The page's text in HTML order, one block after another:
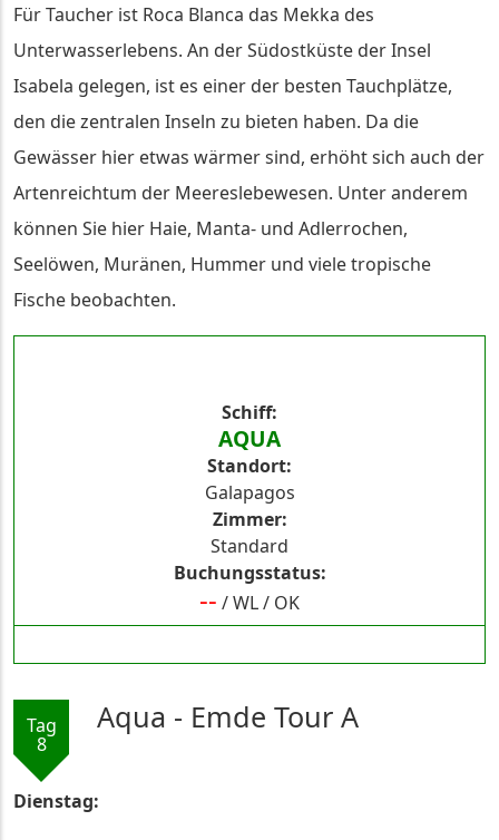
Für Taucher ist Roca Blanca das Mekka des
Unterwasserlebens. An der Südostküste der Insel
Isabela gelegen, ist es einer der besten Tauchplätze,
den die zentralen Inseln zu bieten haben. Da die
Gewässer hier etwas wärmer sind, erhöht sich auch der
Artenreichtum der Meereslebewesen. Unter anderem
können Sie hier Haie, Manta- und Adlerrochen,
Seelöwen, Muränen, Hummer und viele tropische
Fische beobachten.
Schiff
AQUA
Standort
Galapagos
Zimmer
Standard
Buchungsstatus
-- /WL/ OK
Tag
8
Aqua - Emde Tour A
Dienstag: